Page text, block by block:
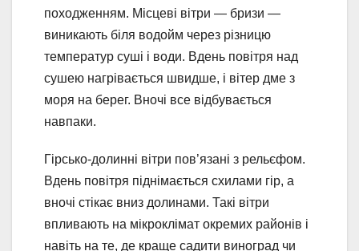
походженням. Місцеві вітри — бризи —
виникають біля водойм через різницю
температур суші і води. Вдень повітря над
сушею нагрівається швидше, і вітер дме з
моря на берег. Вночі все відбувається
навпаки.
Гірсько-долинні вітри пов’язані з рельєфом.
Вдень повітря піднімається схилами гір, а
вночі стікає вниз долинами. Такі вітри
впливають на мікроклімат окремих районів і
навіть на те, де краще садити виноград чи